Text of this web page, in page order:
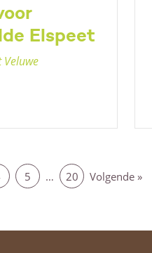
Elspeet
Veluwe
5 … 20 Volgende »